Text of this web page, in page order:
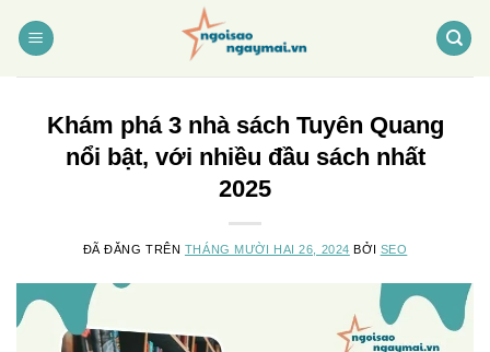
đến
Khám phá 3 nhà sách Tuyên Quang
nổi bật, với nhiều đầu sách nhất
2025
ĐÃ ĐĂNG TRÊN THÁNG MƯỜI HAI 26, 2024 BỞI SEO